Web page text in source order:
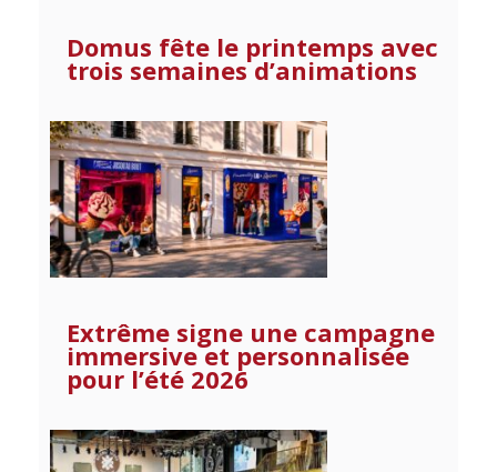
Domus fête le printemps avec
trois semaines d’animations
Extrême signe une campagne
immersive et personnalisée
pour l’été 2026